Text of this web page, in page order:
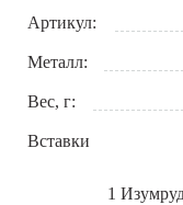
Артикул:
Металл:
Вес, г:
Вставки:
1